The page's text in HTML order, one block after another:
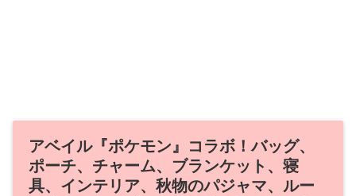
アベイル『ポケモン』コラボ！バッグ、
ポーチ、チャーム、ブランケット、寝
具、インテリア、秋物のパジャマ、ルー